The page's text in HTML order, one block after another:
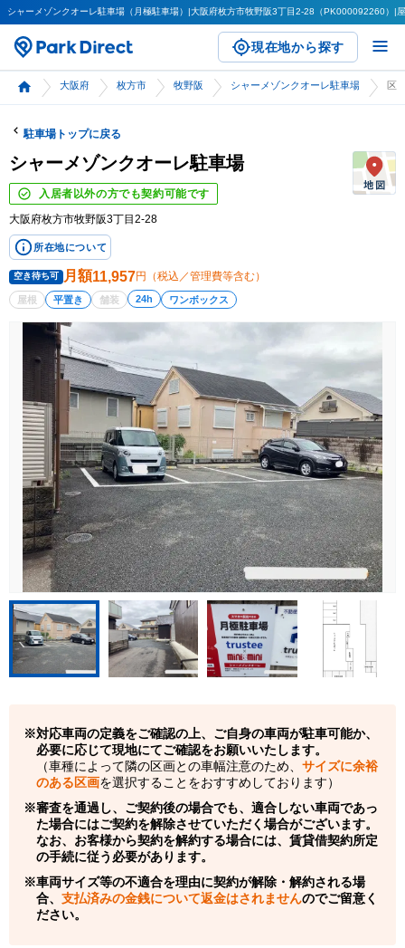
シャーメゾンクオーレ駐車場（月極駐車場）|大阪府枚方市牧野阪3丁目2-28（PK000092260）|
現在地から探す
大阪府 枚方市 牧野阪 シャーメゾンクオーレ駐車場
駐車場トップに戻る
シャーメゾンクオーレ駐車場
入居者以外の方でも契約可能です
大阪府枚方市牧野阪3丁目2-28
所在地について
空き待ち可 月額11,957円（税込／管理費等含む）
屋根 平置き 舗装 24h ワンボックス
対応車両の定義をご確認の上、ご自身の車両が駐車可能か、
必要に応じて現地にてご確認をお願いいたします。
（車種によって隣の区画との車幅注意のため、 サイズに余裕
のある区画を選択することをおすすめしております）
審査を通過し、ご契約後の場合でも、適合しない車両であっ
た場合にはご契約を解除させていただく場合がございます。
なお、お客様から契約を解約する場合には、賃貸借契約所定
の手続に従う必要があります。
車両サイズ等の不適合を理由に契約が解除・解約される場
合、 支払済みの金銭について返金はされませんのでご留意く
ださい。